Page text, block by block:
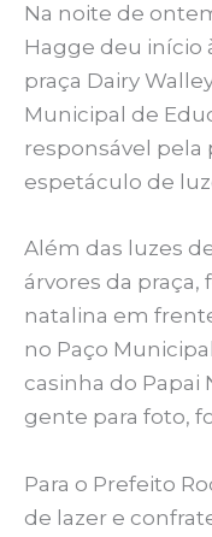
Na noite de
Hagge deu início
praça Dairy
Municipal de
responsável pela
espetáculo de
Além das luzes
árvores da
natalina em
no Paço
casinha do Papai
gente para foto,
Para o Prefeito
de lazer e